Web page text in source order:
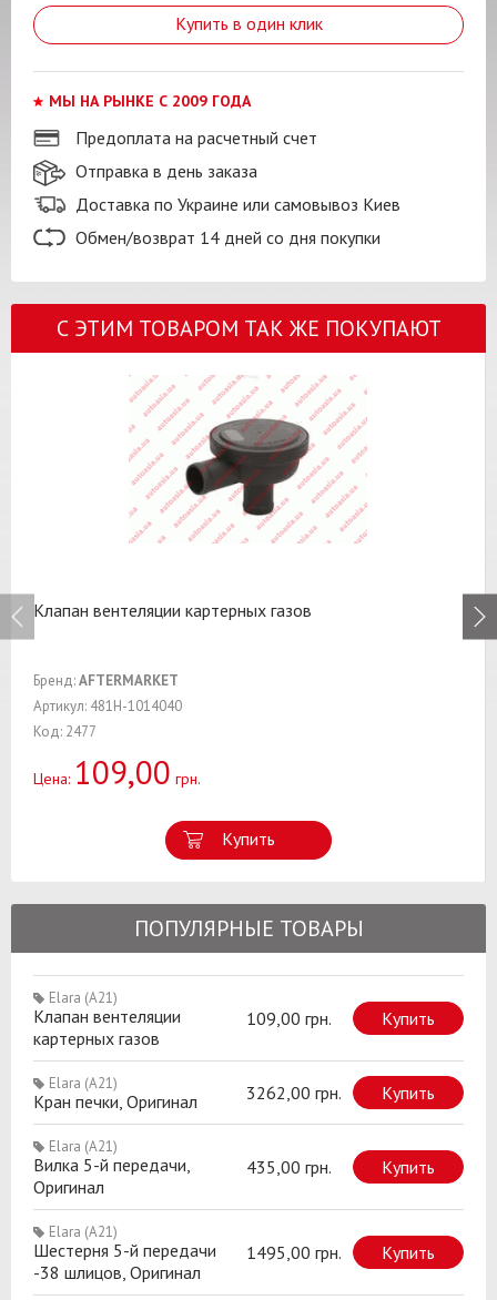
Купить в один клик
МЫ НА РЫНКЕ С 2009 ГОДА
Предоплата на расчетный счет
Отправка в день заказа
Доставка по Украине или самовывоз Киев
Обмен/возврат 14 дней со дня покупки
С ЭТИМ ТОВАРОМ ТАК ЖЕ ПОКУПАЮТ
Клапан вентеляции картерных газов
Бренд:AFTERMARKET
Артикул: 481H-1014040
Код: 2477
Цена: 109,00 грн.
Купить
ПОПУЛЯРНЫЕ ТОВАРЫ
Elara (A21)
Клапан вентеляции
картерных газов
109,00 грн. Купить
Elara (A21)
Кран печки, Оригинал 3262,00 грн. Купить
Elara (A21)
Вилка 5-й передачи,
Оригинал
435,00 грн. Купить
Elara (A21)
Шестерня 5-й передачи
-38 шлицов, Оригинал
1495,00 грн. Купить